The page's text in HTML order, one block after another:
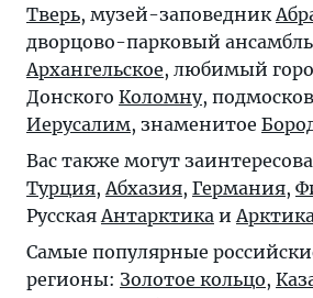
Тверь, музей-заповедник
дворцово-парковый
Архангельское, любимый
Донского Коломну,
Иерусалим, знаменитое
Вас также могут
Турция,Абхазия, Германия,
РусскаяАнтарктика и
Самые популярные
регионы: Золотое кольцо,